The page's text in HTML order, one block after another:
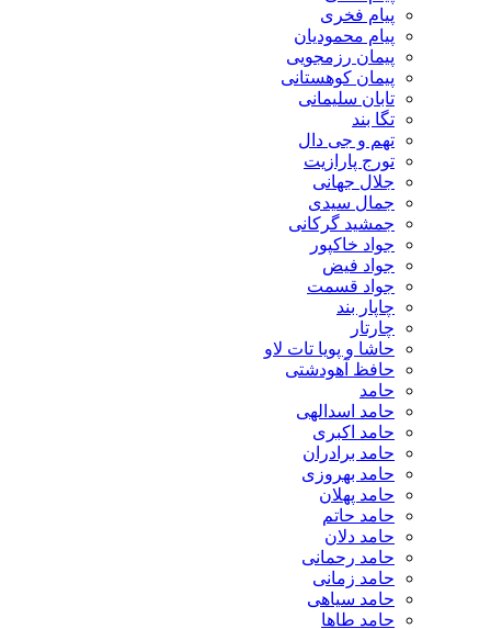
پیام فخری
پیام محمودیان
پیمان رزمجویی
پیمان کوهستانی
تابان سلیمانی
تگا بند
تهم و جی دال
تورج پارازیت
جلال جهانی
جمال سیدی
جمشید گرکانی
جواد خاکپور
جواد فیض
جواد قسمت
چاپار بند
چارتار
حاشا و پویا تات لاو
حافظ آهودشتی
حامد
حامد اسدالهی
حامد اکبری
حامد برادران
حامد بهروزی
حامد پهلان
حامد حاتم
حامد دلان
حامد رحمانی
حامد زمانی
حامد سیاهی
حامد طاها